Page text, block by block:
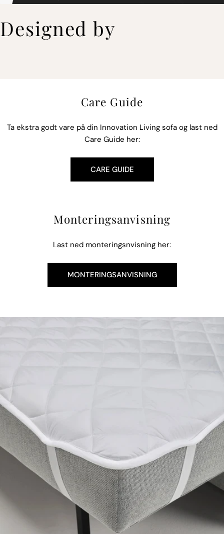
Designed by
Care Guide
Ta ekstra godt vare på din Innovation Living sofa og last ned
Care Guide her:
CARE GUIDE
Monteringsanvisning
Last ned monteringsnvisning her:
MONTERINGSANVISNING
media 0 i modal